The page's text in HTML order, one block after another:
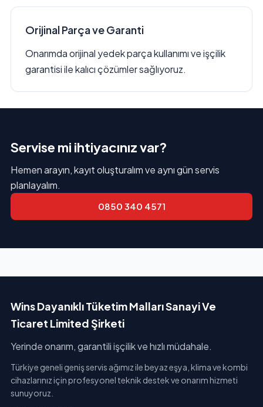
Orijinal Parça ve Garanti
Onarımda orijinal yedek parça kullanımı ve işçilik
garantisi ile kalıcı çözümler sağlıyoruz.
Servise mi ihtiyacınız var?
Hemen arayın, kayıt oluşturalım ve aynı gün servis
planlayalım.
0850 340 4571
Wins Dayanıklı Tüketim Malları Sanayi Ve
Ticaret Limited Şirketi
Yerinde onarım, garantili işçilik ve hızlı müdahale.
Türkiye geneli geniş servis ağımız ile beyaz eşya, klima ve kombi
cihazlarınız için profesyonel teknik destek ve onarım hizmeti
sunuyoruz.